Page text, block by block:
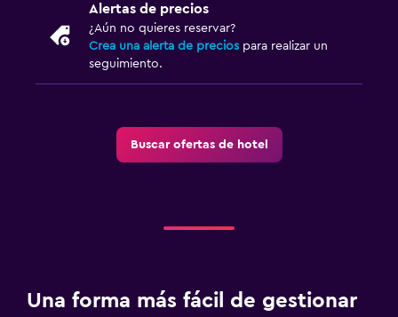
Alertas de precios
¿Aún no quieres reservar?
Crea una alerta de precios para realizar un
seguimiento.
Buscar ofertas de hotel
Una forma más fácil de gestionar